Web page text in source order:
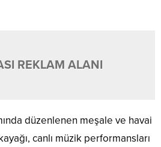
REKLAM ALANI
düzenlenen meşale ve havai
canlı müzik performansları